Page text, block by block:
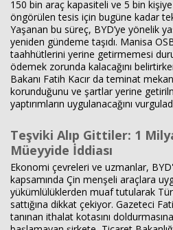
150 bin araç kapasiteli ve 5 bin
öngörülen tesis için bugüne kadar
Yaşanan bu süreç, BYD’ye yönelik
yeniden gündeme taşıdı. Manisa
taahhütlerini yerine getirmemesi
ödemek zorunda kalacağını
Bakanı Fatih Kacır da teminat
korunduğunu ve şartlar yerine
yaptırımların uygulanacağını
Teşviki Alıp Gittiler: 1
Müeyyide İddiası
Ekonomi çevreleri ve uzmanlar,
kapsamında Çin menşeli araçlara
yükümlülüklerden muaf tutularak
sattığına dikkat çekiyor. Gazeteci
tanınan ithalat kotasını